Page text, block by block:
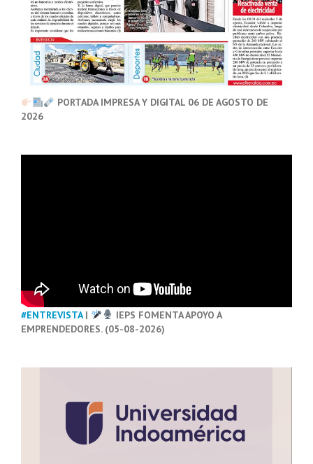
PORTADA IMPRESA Y DIGITAL 06 DE AGOSTO DE
2026
#ENTREVISTA|
IEPS FOMENTA APOYO A
EMPRENDEDORES. (05-08-2026)